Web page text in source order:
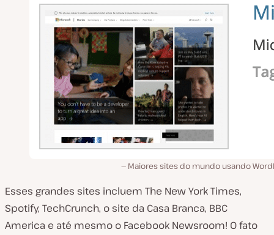
Maiores sites do mundo usando
Esses grandes sites incluem The New York Times,
Spotify, TechCrunch, o site da Casa Branca, BBC
America e até mesmo o Facebook Newsroom! O fato